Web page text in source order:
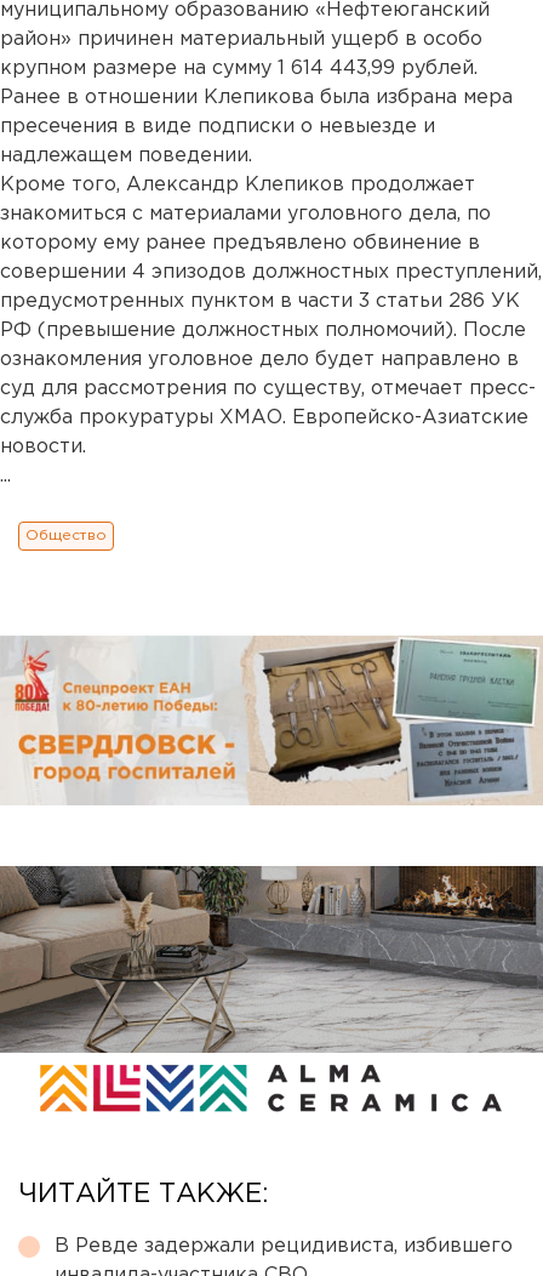
муниципальному образованию «Нефтеюганский
район» причинен материальный ущерб в особо
крупном размере на сумму 1 614 443,99 рублей.
Ранее в отношении Клепикова была избрана мера
пресечения в виде подписки о невыезде и
надлежащем поведении.
Кроме того, Александр Клепиков продолжает
знакомиться с материалами уголовного дела, по
которому ему ранее предъявлено обвинение в
совершении 4 эпизодов должностных преступлений,
предусмотренных пунктом в части 3 статьи 286 УК
РФ (превышение должностных полномочий). После
ознакомления уголовное дело будет направлено в
суд для рассмотрения по существу, отмечает пресс-
служба прокуратуры ХМАО. Европейско-Азиатские
новости.
...
Общество
ЧИТАЙТЕ ТАКЖЕ:
В Ревде задержали рецидивиста, избившего